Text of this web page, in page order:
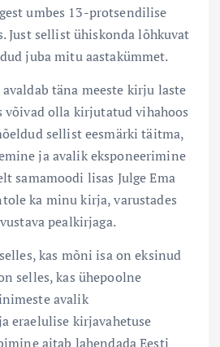
umbes 13-protsendilise
Just sellist ühiskonda lõhkuvat
juba mitu aastakümmet.
avaldab täna meeste kirju laste
võivad olla kirjutatud vihahoos
sellist eesmärki täitma,
ja avalik eksponeerimine
samamoodi lisas Julge Ema
ka minu kirja, varustades
pealkirjaga.
kas mõni isa on eksinud
selles, kas ühepoolne
avalik
eraelulise kirjavahetuse
aitab lahendada Eesti